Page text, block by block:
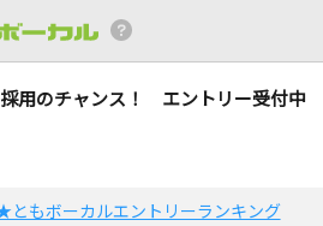
用のチャンス！ エントリー受付中
ともボーカルエントリーランキング